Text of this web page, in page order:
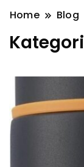
Home Blog